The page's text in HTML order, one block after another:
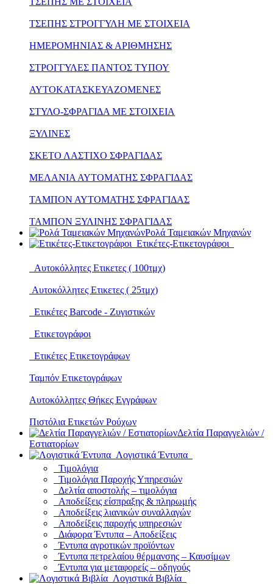
ΤΣΕΠΗΣ ΣΤΡΟΓΓΥΛΗ ΜΕ ΣΤΟΙΧΕΙΑ
ΗΜΕΡΟΜΗΝΙΑΣ & ΑΡΙΘΜΗΣΗΣ
ΣΤΡΟΓΓΥΛΕΣ ΠΑΝΤΟΣ ΤΥΠΟΥ
ΑΥΤΟΚΑΤΑΣΚΕΥΑΖΟΜΕΝΕΣ
ΣΤΥΛΟ-ΣΦΡΑΓΙΔΑ ΜΕ ΣΤΟΙΧΕΙΑ
ΞΥΛΙΝΕΣ
ΣΚΕΤΟ ΛΑΣΤΙΧΟ ΣΦΡΑΓΙΔΑΣ
ΜΕΛΑΝΙΑ ΑΥΤΟΜΑΤΗΣ ΣΦΡΑΓΙΔΑΣ
ΤΑΜΠΟΝ ΑΥΤΟΜΑΤΗΣ ΣΦΡΑΓΙΔΑΣ
ΤΑΜΠΟΝ ΞΥΛΙΝΗΣ ΣΦΡΑΓΙΔΑΣ
Ρολά Ταμειακών Μηχανών
Ετικέτες-Ετικετογράφοι
Αυτοκόλλητες Ετικετες ( 100τμχ)
Αυτοκόλλητες Ετικετες ( 25τμχ)
Ετικέτες Barcode - Ζυγιστικών
Ετικετογράφοι
Ετικέτες Ετικετογράφων
Ταμπόν Ετικετογράφων
Αυτοκόλλητες Θήκες Εγγράφων
Πιστόλια Ετικετών Ρούχων
Δελτία Παραγγελιών /
Εστιατορίων
Λογιστικά Έντυπα
Τιμολόγια
Τιμολόγια Παροχής Υπηρεσιών
Δελτία αποστολής – τιμολόγια
Αποδείξεις είσπραξης & πληρωμής
Αποδείξεις λιανικών συναλλαγών
Αποδείξεις παροχής υπηρεσιών
Διάφορα Έντυπα – Αποδείξεις
Έντυπα αγροτικών προϊόντων
Έντυπα πετρελαίου θέρμανσης – Καυσίμων
Έντυπα για μεταφορείς – οδηγούς
Λογιστικά Βιβλία